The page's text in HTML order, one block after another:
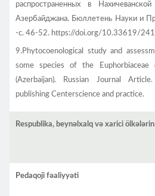
распространенных в
Азербайджана. Бюллетень Науки и
-с. 46-52. https://doi.org/10.33619/
9.Phytocoenological study and
some species of the Euphorbiaceae
(Azerbaijan). Russian Journal
publishing Centerscience and practice.
Respublika, beynəlxalq və xarici
Pedaqoji fəaliyyəti